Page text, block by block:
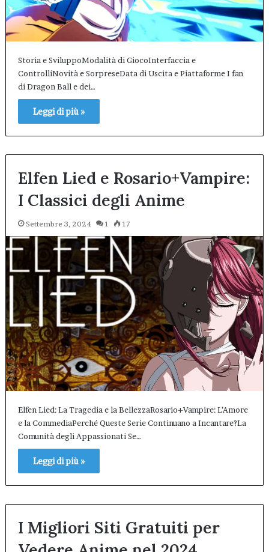
Storia e SviluppoModalità di GiocoInterfaccia e
ControlliNovità e SorpreseData di Uscita e Piattaforme I fan
di Dragon Ball e dei…
Leggi di più »
Elfen Lied e Rosario+Vampire:
I Classici degli Anime
Settembre 3, 2024 1 17
Elfen Lied: La Tragedia e la BellezzaRosario+Vampire: L’Amore
e la CommediaPerché Queste Serie Continuano a Incantare?La
Comunità degli Appassionati Se…
Leggi di più »
I Migliori Siti Gratuiti per